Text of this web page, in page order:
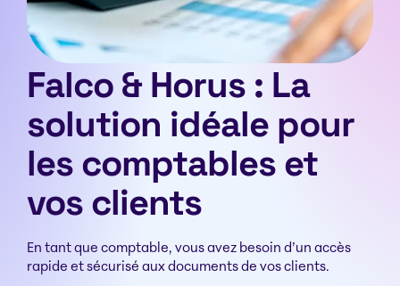
Falco & Horus : La
solution idéale pour
les comptables et
vos clients
En tant que comptable, vous avez besoin d’un accès
rapide et sécurisé aux documents de vos clients.